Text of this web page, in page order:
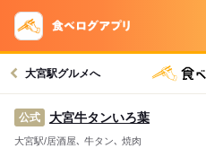
大宮駅グルメへ
公式 大宮牛タンいろ葉
大宮駅/居酒屋､ 牛タン､ 焼肉